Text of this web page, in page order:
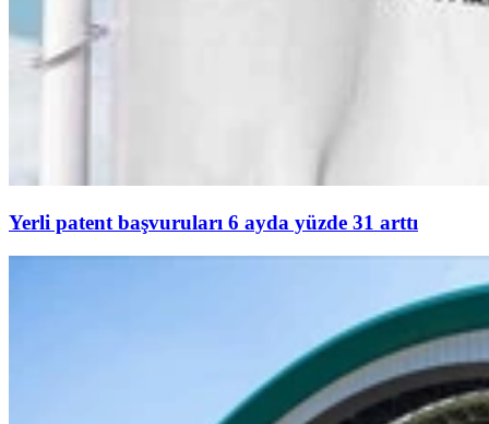
Yerli patent başvuruları 6 ayda yüzde 31 arttı